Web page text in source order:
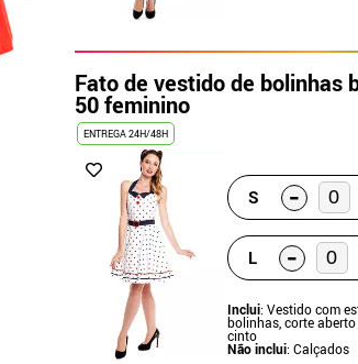
Fato de vestido de bolinhas
50 feminino
ENTREGA 24H/48H
S -
L -
Inclui: Vestido com
bolinhas, corte
cinto
Não inclui: Calçados